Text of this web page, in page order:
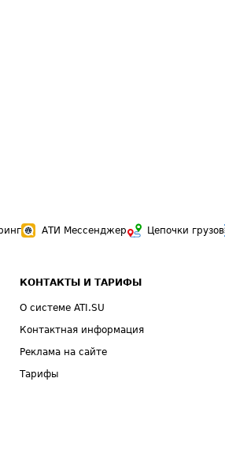
АТИ Мессенджер Цепочки грузов
КОНТАКТЫ И ТАРИФЫ
О системе ATI.SU
Контактная информация
Реклама на сайте
Тарифы